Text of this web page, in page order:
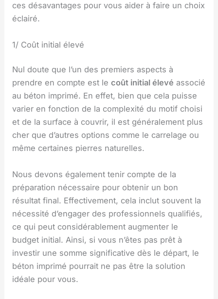
ces désavantages pour vous aider à faire un choix
éclairé.
1/ Coût initial élevé
Nul doute que l’un des premiers aspects à
prendre en compte est lecoût initial élevé associé
au béton imprimé. En effet, bien que cela puisse
varier en fonction de la complexité du motif choisi
et de la surface à couvrir, il est généralement plus
cher que d’autres options comme le carrelage ou
même certaines pierres naturelles.
Nous devons également tenir compte de la
préparation nécessaire pour obtenir un bon
résultat final. Effectivement, cela inclut souvent la
nécessité d’engager des professionnels qualifiés,
ce qui peut considérablement augmenter le
budget initial. Ainsi, si vous n’êtes pas prêt à
investir une somme significative dès le départ, le
béton imprimé pourrait ne pas être la solution
idéale pour vous.